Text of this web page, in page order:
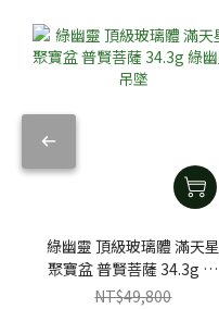
綠幽靈 頂級玻璃體 滿天星
聚寶盆 普賢菩薩 34.3g 綠
幽靈吊墜
NT$49,800